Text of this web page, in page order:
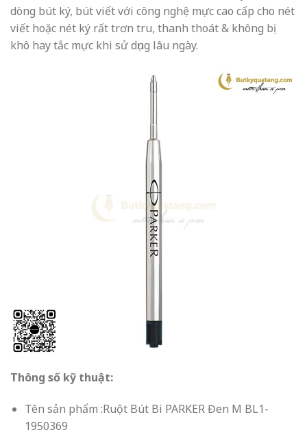
dòng bút ký, bút viết với công nghệ mực cao cấp cho nét
viết hoặc nét ký rất trơn tru, thanh thoát & không bị
khô hay tắc mực khi sử dụng lâu ngày.
Thông số kỹ thuật:
Tên sản phẩm :Ruột Bút Bi PARKER Đen M BL1-
1950369